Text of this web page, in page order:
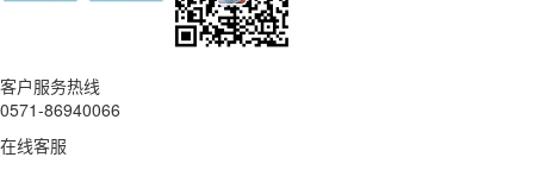
客户服务热线
0571-86940066
在线客服